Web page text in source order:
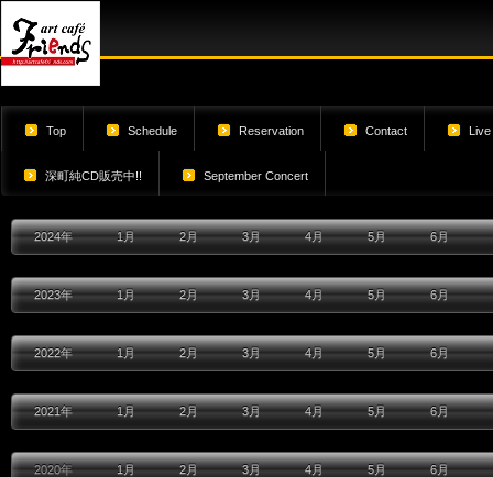
Top Schedule Reservation Contact
深町純CD販売中!! September Concert
2024年 1月 2月 3月 4月 5月 6月
2023年 1月 2月 3月 4月 5月 6月
2022年 1月 2月 3月 4月 5月 6月
2021年 1月 2月 3月 4月 5月 6月
2020年 1月 2月 3月 4月 5月 6月